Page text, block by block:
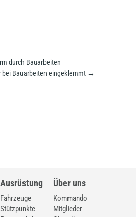
durch Bauarbeiten
bei Bauarbeiten eingeklemmt →
Ausrüstung
Fahrzeuge
Stützpunkte
Über uns
Kommando
Mitglieder